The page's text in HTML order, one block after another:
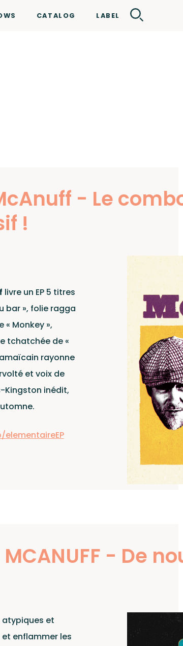
CATALOG LABEL
- Le
!
livre un EP 5 titres
bar », folie ragga
« Monkey »,
tchatchée de «
rayonne
et voix de
Kingston inédit,
MCANUFF - De
atypiques et
enflammer les